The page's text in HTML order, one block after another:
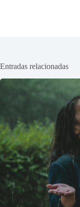
Entradas relacionadas